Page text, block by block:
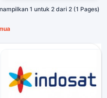
1 untuk 2 dari 2 (1 Pages)